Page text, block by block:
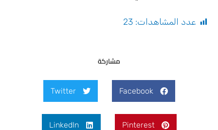
عدد المشاهدات: 23
مشاركة
Facebook
Twitter
Pinterest
LinkedIn